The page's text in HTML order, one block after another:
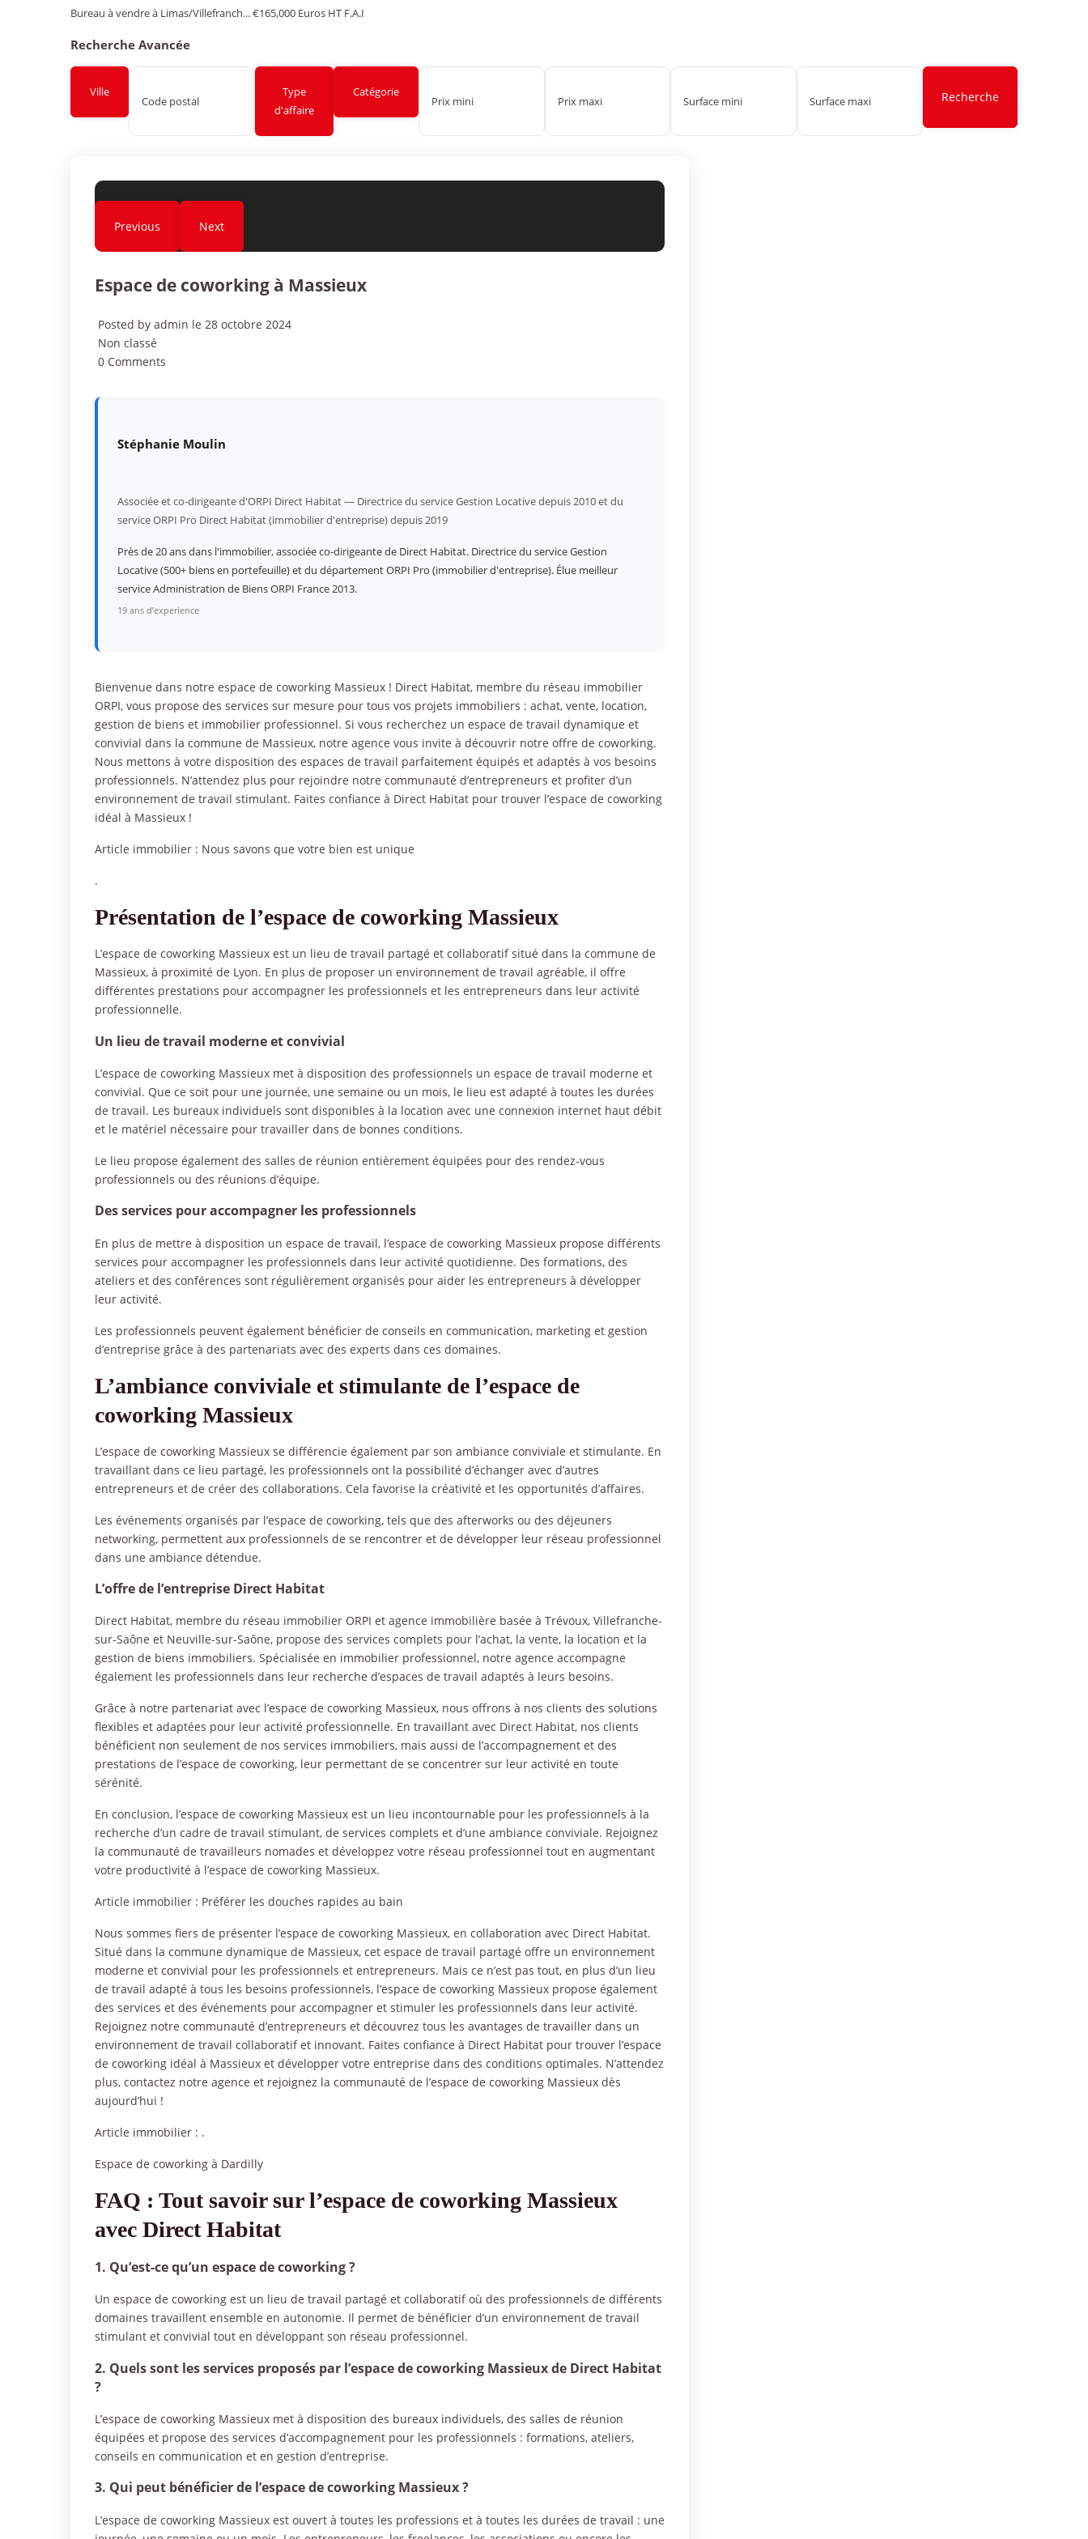
Previous Next
Espace de coworking à Massieux
Posted by admin le 28 octobre 2024
Non classé
0 Comments
Stéphanie Moulin
Associée et co-dirigeante d'ORPI Direct Habitat — Directrice du service Gestion Locative depuis 2010 et du
service ORPI Pro Direct Habitat (immobilier d'entreprise) depuis 2019
Près de 20 ans dans l'immobilier, associée co-dirigeante de Direct Habitat. Directrice du service Gestion
Locative (500+ biens en portefeuille) et du département ORPI Pro (immobilier d'entreprise). Élue meilleur
service Administration de Biens ORPI France 2013.
19 ans d’experience
Bienvenue dans notre espace de coworking Massieux ! Direct Habitat, membre du réseau immobilier
ORPI, vous propose des services sur mesure pour tous vos projets immobiliers : achat, vente, location,
gestion de biens et immobilier professionnel. Si vous recherchez un espace de travail dynamique et
convivial dans la commune de Massieux, notre agence vous invite à découvrir notre offre de coworking.
Nous mettons à votre disposition des espaces de travail parfaitement équipés et adaptés à vos besoins
professionnels. N’attendez plus pour rejoindre notre communauté d’entrepreneurs et profiter d’un
environnement de travail stimulant. Faites confiance à Direct Habitat pour trouver l’espace de coworking
idéal à Massieux !
Article immobilier : Nous savons que votre bien est unique
.
Présentation de l’espace de coworking Massieux
L’espace de coworking Massieux est un lieu de travail partagé et collaboratif situé dans la commune de
Massieux, à proximité de Lyon. En plus de proposer un environnement de travail agréable, il offre
différentes prestations pour accompagner les professionnels et les entrepreneurs dans leur activité
professionnelle.
Un lieu de travail moderne et convivial
L’espace de coworking Massieux met à disposition des professionnels un espace de travail moderne et
convivial. Que ce soit pour une journée, une semaine ou un mois, le lieu est adapté à toutes les durées
de travail. Les bureaux individuels sont disponibles à la location avec une connexion internet haut débit
et le matériel nécessaire pour travailler dans de bonnes conditions.
Le lieu propose également des salles de réunion entièrement équipées pour des rendez-vous
professionnels ou des réunions d’équipe.
Des services pour accompagner les professionnels
En plus de mettre à disposition un espace de travail, l’espace de coworking Massieux propose différents
services pour accompagner les professionnels dans leur activité quotidienne. Des formations, des
ateliers et des conférences sont régulièrement organisés pour aider les entrepreneurs à développer
leur activité.
Les professionnels peuvent également bénéficier de conseils en communication, marketing et gestion
d’entreprise grâce à des partenariats avec des experts dans ces domaines.
L’ambiance conviviale et stimulante de l’espace de
coworking Massieux
L’espace de coworking Massieux se différencie également par son ambiance conviviale et stimulante. En
travaillant dans ce lieu partagé, les professionnels ont la possibilité d’échanger avec d’autres
entrepreneurs et de créer des collaborations. Cela favorise la créativité et les opportunités d’affaires.
Les événements organisés par l’espace de coworking, tels que des afterworks ou des déjeuners
networking, permettent aux professionnels de se rencontrer et de développer leur réseau professionnel
dans une ambiance détendue.
L’offre de l’entreprise Direct Habitat
Direct Habitat, membre du réseau immobilier ORPI et agence immobilière basée à Trévoux, Villefranche-
sur-Saône et Neuville-sur-Saône, propose des services complets pour l’achat, la vente, la location et la
gestion de biens immobiliers. Spécialisée en immobilier professionnel, notre agence accompagne
également les professionnels dans leur recherche d’espaces de travail adaptés à leurs besoins.
Grâce à notre partenariat avec l’espace de coworking Massieux, nous offrons à nos clients des solutions
flexibles et adaptées pour leur activité professionnelle. En travaillant avec Direct Habitat, nos clients
bénéficient non seulement de nos services immobiliers, mais aussi de l’accompagnement et des
prestations de l’espace de coworking, leur permettant de se concentrer sur leur activité en toute
sérénité.
En conclusion, l’espace de coworking Massieux est un lieu incontournable pour les professionnels à la
recherche d’un cadre de travail stimulant, de services complets et d’une ambiance conviviale. Rejoignez
la communauté de travailleurs nomades et développez votre réseau professionnel tout en augmentant
votre productivité à l’espace de coworking Massieux.
Article immobilier : Préférer les douches rapides au bain
Nous sommes fiers de présenter l’espace de coworking Massieux, en collaboration avec Direct Habitat.
Situé dans la commune dynamique de Massieux, cet espace de travail partagé offre un environnement
moderne et convivial pour les professionnels et entrepreneurs. Mais ce n’est pas tout, en plus d’un lieu
de travail adapté à tous les besoins professionnels, l’espace de coworking Massieux propose également
des services et des événements pour accompagner et stimuler les professionnels dans leur activité.
Rejoignez notre communauté d’entrepreneurs et découvrez tous les avantages de travailler dans un
environnement de travail collaboratif et innovant. Faites confiance à Direct Habitat pour trouver l’espace
de coworking idéal à Massieux et développer votre entreprise dans des conditions optimales. N’attendez
plus, contactez notre agence et rejoignez la communauté de l’espace de coworking Massieux dès
aujourd’hui !
Article immobilier : .
Espace de coworking à Dardilly
FAQ : Tout savoir sur l’espace de coworking Massieux
avec Direct Habitat
1. Qu’est-ce qu’un espace de coworking ?
Un espace de coworking est un lieu de travail partagé et collaboratif où des professionnels de différents
domaines travaillent ensemble en autonomie. Il permet de bénéficier d’un environnement de travail
stimulant et convivial tout en développant son réseau professionnel.
2. Quels sont les services proposés par l’espace de coworking Massieux de Direct Habitat
?
L’espace de coworking Massieux met à disposition des bureaux individuels, des salles de réunion
équipées et propose des services d’accompagnement pour les professionnels : formations, ateliers,
conseils en communication et en gestion d’entreprise.
3. Qui peut bénéficier de l’espace de coworking Massieux ?
L’espace de coworking Massieux est ouvert à toutes les professions et à toutes les durées de travail : une
Bureau à vendre à Limas/Villefranch...€165,000 Euros HT F.A.I
Recherche Avancée
Ville
Type
d'affaire
Catégorie Recherche